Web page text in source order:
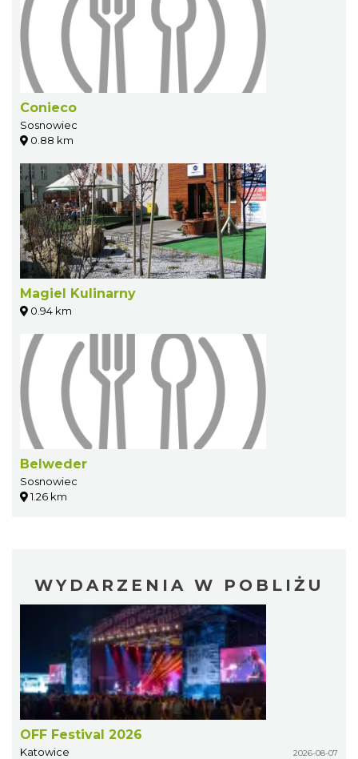
Conieco
Sosnowiec
0.88 km
Magiel Kulinarny
0.94 km
Belweder
Sosnowiec
1.26 km
WYDARZENIA W POBLIŻU
OFF Festival 2026
Katowice 2026-08-07